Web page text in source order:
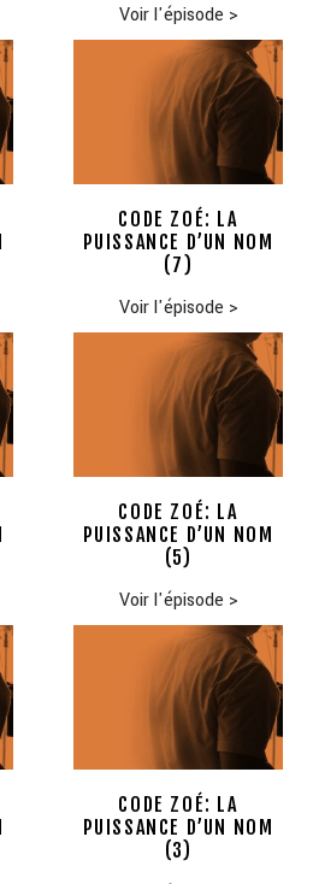
Voir l'épisode >
CODE ZOÉ: LA
PUISSANCE D’UN NOM
(7)
Voir l'épisode >
CODE ZOÉ: LA
PUISSANCE D’UN NOM
(5)
Voir l'épisode >
CODE ZOÉ: LA
PUISSANCE D’UN NOM
(3)